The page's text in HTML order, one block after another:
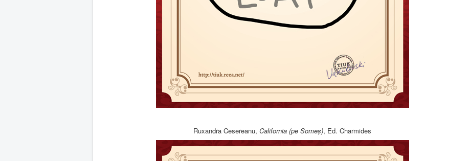
Ruxandra Cesereanu, California (pe Someș), Ed. Charmides